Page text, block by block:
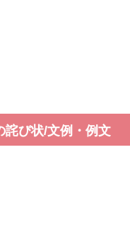
詫び状/文例・例文